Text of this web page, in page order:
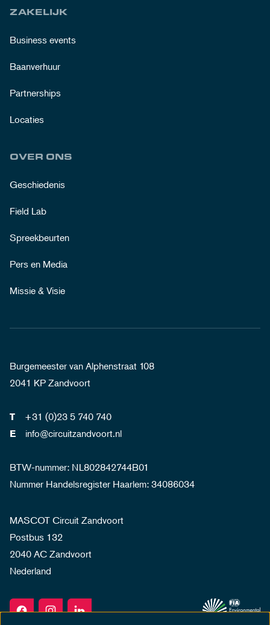
ZAKELIJK
Business events
Baanverhuur
Partnerships
Locaties
OVER ONS
Geschiedenis
Field Lab
Spreekbeurten
Pers en Media
Missie & Visie
Burgemeester van Alphenstraat 108
2041 KP Zandvoort
T +31 (0)23 5 740 740
E info@circuitzandvoort.nl
BTW-nummer: NL802842744B01
Nummer Handelsregister Haarlem: 34086034
MASCOT Circuit Zandvoort
Postbus 132
2040 AC Zandvoort
Nederland